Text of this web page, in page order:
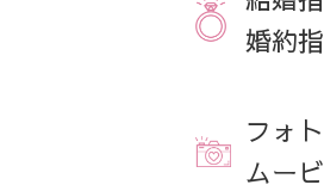
婚約
フォト
ムー